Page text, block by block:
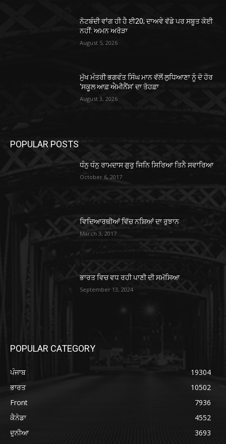
ਨੋਟਬੰਦੀ ਵਾਂਗ ਹੀ ਹੈ ਈ20; ਦਾਅਵੇ ਵੱਡੇ ਪਰ ਸਬੂਤ ਕੋਈ
ਨਹੀਂ: ਅਮਨ ਅਰੋੜਾ
August 5, 2026
ਮੁੱਖ ਮੰਤਰੀ ਭਗਵੰਤ ਸਿੰਘ ਮਾਨ ਵੱਲੋਂ ਲੁਧਿਆਣਾ ਨੂੰ ਦੋ ਹੋਰ
‘ਸਕੂਲ ਆਫ਼ ਐਮੀਨੈਂਸ’ ਦਾ ਤੋਹਫ਼ਾ
August 3, 2026
POPULAR POSTS
ਧੰਨੁ ਧੰਨੁ ਰਾਮਦਾਸ ਗੁਰੁ ਜਿਨਿ ਸਿਰਿਆ ਤਿਨੈ ਸਵਾਰਿਆ
October 6, 2017
ਵਿਦਿਆਰਥੀਆਂ ਵਿੱਚ ਨਸ਼ਿਆਂ ਦਾ ਰੁਝਾਨ
March 3, 2017
ਭਾਰਤ ਵਿਚ ਵਧ ਰਹੀ ਪਾਣੀ ਦੀ ਸਮੱਸਿਆ
September 13, 2024
POPULAR CATEGORY
ਪੰਜਾਬ
19304
ਭਾਰਤ
10502
Front
7936
ਕੈਨੇਡਾ
4552
ਦੁਨੀਆ
3693